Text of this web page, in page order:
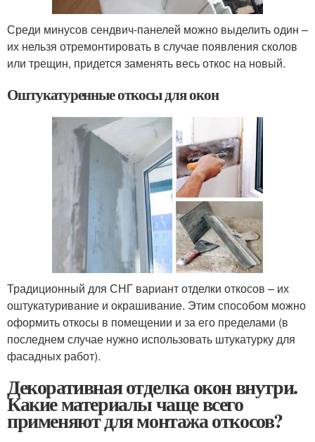
Среди минусов сендвич-панелей можно выделить один –
их нельзя отремонтировать в случае появления сколов
или трещин, придется заменять весь откос на новый.
Оштукатуренные откосы для окон
Традиционный для СНГ вариант отделки откосов – их
оштукатуривание и окрашивание. Этим способом можно
оформить откосы в помещении и за его пределами (в
последнем случае нужно использовать штукатурку для
фасадных работ).
Декоративная отделка окон внутри.
Какие материалы чаще всего
применяют для монтажа откосов?